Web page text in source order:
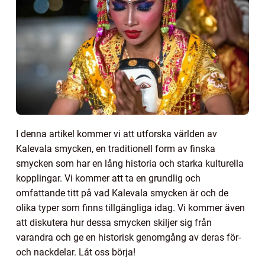
I denna artikel kommer vi att utforska världen av
Kalevala smycken, en traditionell form av finska
smycken som har en lång historia och starka kulturella
kopplingar. Vi kommer att ta en grundlig och
omfattande titt på vad Kalevala smycken är och de
olika typer som finns tillgängliga idag. Vi kommer även
att diskutera hur dessa smycken skiljer sig från
varandra och ge en historisk genomgång av deras för-
och nackdelar. Låt oss börja!